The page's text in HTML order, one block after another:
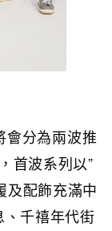
會分為兩波推
首波系列以”
及配飾充滿中
千禧年代街